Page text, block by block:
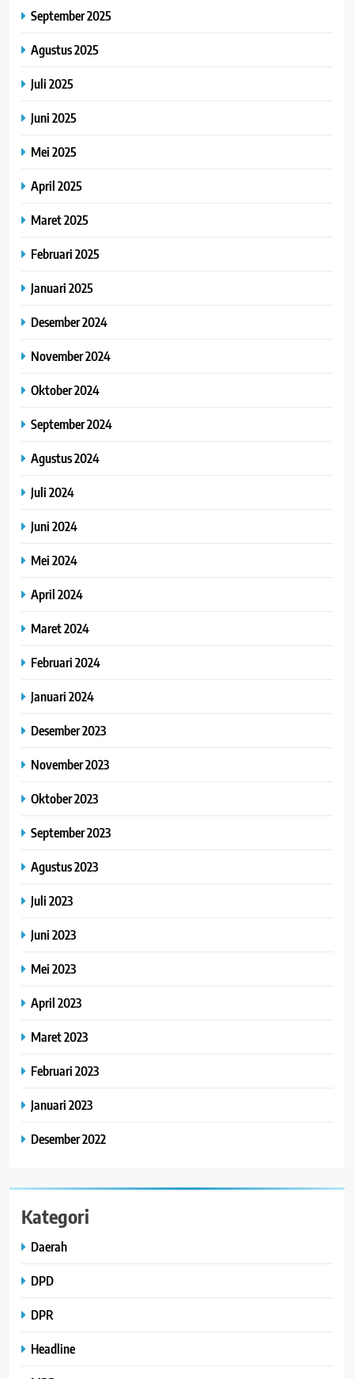
September 2025
Agustus 2025
Juli 2025
Juni 2025
Mei 2025
April 2025
Maret 2025
Februari 2025
Januari 2025
Desember 2024
November 2024
Oktober 2024
September 2024
Agustus 2024
Juli 2024
Juni 2024
Mei 2024
April 2024
Maret 2024
Februari 2024
Januari 2024
Desember 2023
November 2023
Oktober 2023
September 2023
Agustus 2023
Juli 2023
Juni 2023
Mei 2023
April 2023
Maret 2023
Februari 2023
Januari 2023
Desember 2022
Kategori
Daerah
DPD
DPR
Headline